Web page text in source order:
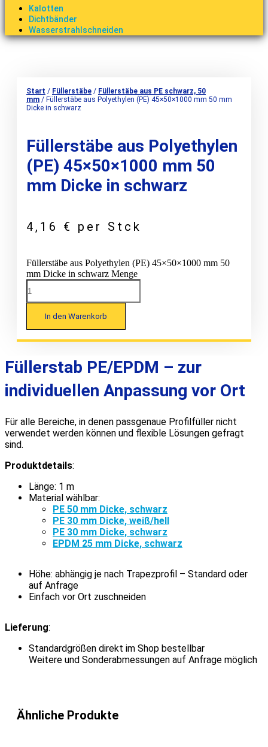
Kalotten
Dichtbänder
Wasserstrahlschneiden
Start / Füllerstäbe / Füllerstäbe aus PE schwarz, 50
mm / Füllerstäbe aus Polyethylen (PE) 45×50×1000 mm 50 mm
Dicke in schwarz
Füllerstäbe aus Polyethylen
(PE) 45×50×1000 mm 50
mm Dicke in schwarz
4,16 € per Stck
Füllerstäbe aus Polyethylen (PE) 45×50×1000 mm 50
mm Dicke in schwarz Menge
In den Warenkorb
Füllerstab PE/EPDM – zur
individuellen Anpassung vor Ort
Für alle Bereiche, in denen passgenaue Profilfüller nicht
verwendet werden können und flexible Lösungen gefragt
sind.
Produktdetails:
Länge: 1 m
Material wählbar:
PE 50 mm Dicke, schwarz
PE 30 mm Dicke, weiß/hell
PE 30 mm Dicke, schwarz
EPDM 25 mm Dicke, schwarz
Höhe: abhängig je nach Trapezprofil – Standard oder
auf Anfrage
Einfach vor Ort zuschneiden
Lieferung:
Standardgrößen direkt im Shop bestellbar
Weitere und Sonderabmessungen auf Anfrage möglich
Ähnliche Produkte